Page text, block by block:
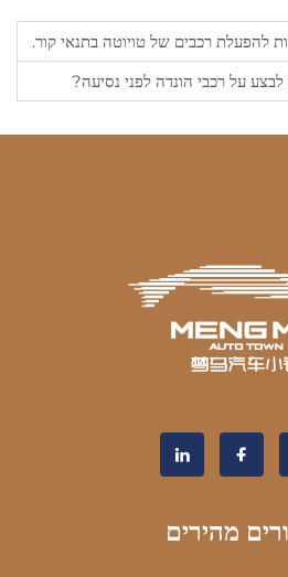
להפעלת רכבים של טויוטה בתנאי קור.
לבצע על רכבי הונדה לפני נסיעה?
מהירים